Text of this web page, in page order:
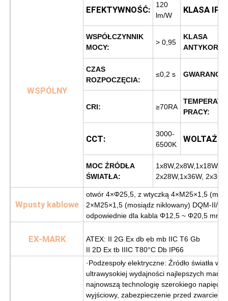
WSPÓLNY
EFEKTYWNOŚĆ:
120
lm/W
KLASA IP:
WSPÓŁCZYNNIK
MOCY:
> 0,95
KLASA
CZAS
ROZPOCZĘCIA:
≤0,2 s
CRI: ≥70RA
PRACY:
CCT:
3000-
6500K
WOLTAŻ:
MOC ŹRÓDŁA
ŚWIATŁA:
1x8W,2x8W,1x18W,
2x28W,1x36W,
Wpusty kablowe
otwór 4×Φ25,5, z wtyczką 4×M25×1,5
2×M25×1,5 (mosiądz niklowany) DQM-II/III
odpowiednie dla kabla Φ12,5 ~ Φ20,5 mm
EX-MARK
ATEX: II 2G Ex db eb mb IIC T6 Gb
II 2D Ex tb IIIC T80°C Db IP66
·Podzespoły elektryczne: Źródło światła
ultrawysokiej wydajności najlepszych
najnowszą technologię szerokiego
wyjściowy, zabezpieczenie przed zwarciem